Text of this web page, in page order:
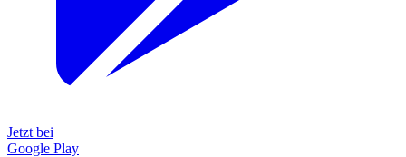
Jetzt bei
Google Play